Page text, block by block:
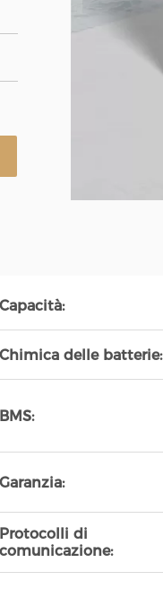
Capacità:
Chimica delle batterie:
BMS:
Garanzia:
Protocolli di
comunicazione: